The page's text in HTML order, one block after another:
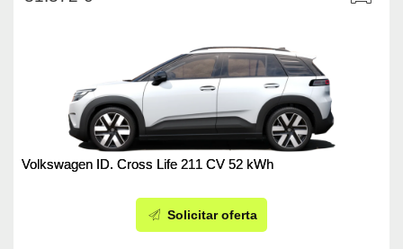
Volkswagen ID. Cross Life 211 CV 52 kWh
Solicitar oferta